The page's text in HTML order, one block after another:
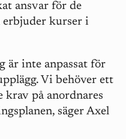
ansvar för de
erbjuder kurser i
är inte anpassat för
Vi behöver ett
krav på anordnares
säger Axel